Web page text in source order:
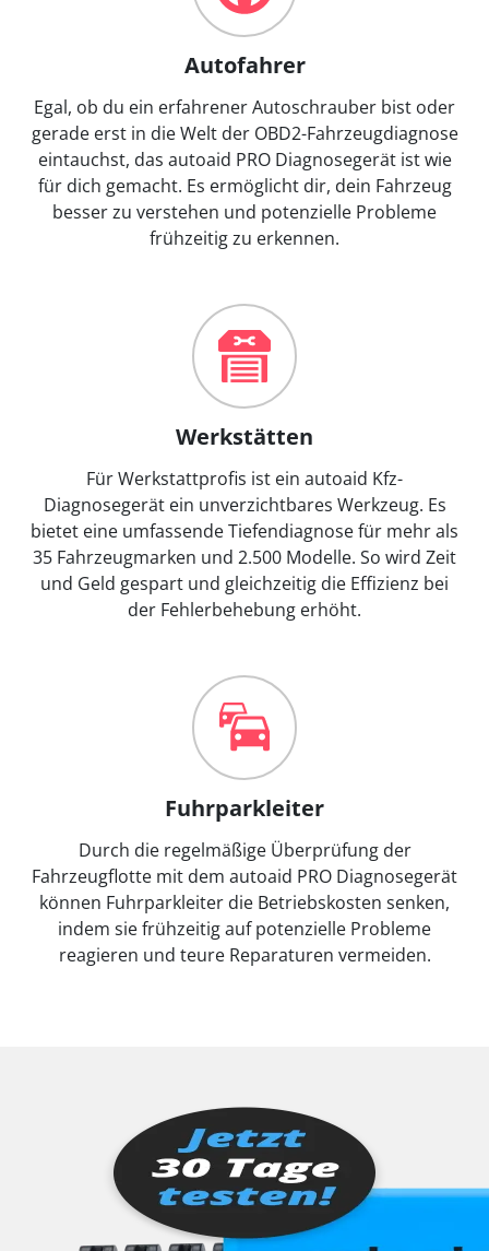
Autofahrer
Egal, ob du ein erfahrener Autoschrauber bist oder
gerade erst in die Welt der OBD2-Fahrzeugdiagnose
eintauchst, das autoaid PRO Diagnosegerät ist wie
für dich gemacht. Es ermöglicht dir, dein Fahrzeug
besser zu verstehen und potenzielle Probleme
frühzeitig zu erkennen.
Werkstätten
Für Werkstattprofis ist ein autoaid Kfz-
Diagnosegerät ein unverzichtbares Werkzeug. Es
bietet eine umfassende Tiefendiagnose für mehr als
35 Fahrzeugmarken und 2.500 Modelle. So wird Zeit
und Geld gespart und gleichzeitig die Effizienz bei
der Fehlerbehebung erhöht.
Fuhrparkleiter
Durch die regelmäßige Überprüfung der
Fahrzeugflotte mit dem autoaid PRO Diagnosegerät
können Fuhrparkleiter die Betriebskosten senken,
indem sie frühzeitig auf potenzielle Probleme
reagieren und teure Reparaturen vermeiden.